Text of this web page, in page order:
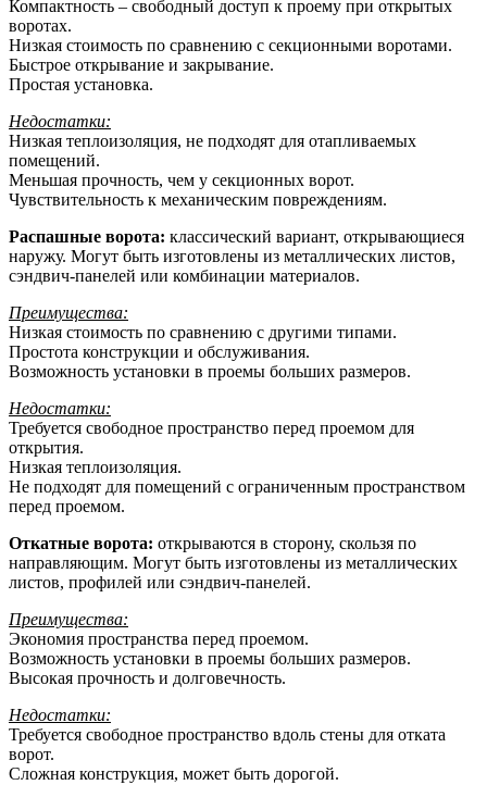
Компактность – свободный доступ к проему при открытых
воротах.
Низкая стоимость по сравнению с секционными воротами.
Быстрое открывание и закрывание.
Простая установка.
Недостатки:
Низкая теплоизоляция, не подходят для отапливаемых
помещений.
Меньшая прочность, чем у секционных ворот.
Чувствительность к механическим повреждениям.
Распашные ворота: классический вариант, открывающиеся
наружу. Могут быть изготовлены из металлических листов,
сэндвич-панелей или комбинации материалов.
Преимущества:
Низкая стоимость по сравнению с другими типами.
Простота конструкции и обслуживания.
Возможность установки в проемы больших размеров.
Недостатки:
Требуется свободное пространство перед проемом для
открытия.
Низкая теплоизоляция.
Не подходят для помещений с ограниченным пространством
перед проемом.
Откатные ворота: открываются в сторону, скользя по
направляющим. Могут быть изготовлены из металлических
листов, профилей или сэндвич-панелей.
Преимущества:
Экономия пространства перед проемом.
Возможность установки в проемы больших размеров.
Высокая прочность и долговечность.
Недостатки:
Требуется свободное пространство вдоль стены для отката
ворот.
Сложная конструкция, может быть дорогой.